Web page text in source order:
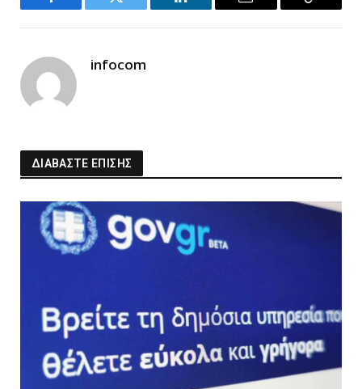
Facebook Twitter LinkedIn Email
Copy
infocom
ΔΙΑΒΑΣΤΕ ΕΠΙΣΗΣ